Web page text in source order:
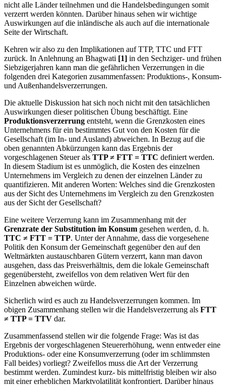
nicht alle Länder teilnehmen und die Handelsbedingungen somit
verzerrt werden könnten. Darüber hinaus sehen wir wichtige
Auswirkungen auf die inländische als auch auf die internationale
Seite der Wirtschaft.
Kehren wir also zu den Implikationen auf TTP, TTC und FTT
zurück. In Anlehnung an Bhagwati [1] in den Sechziger- und frühen
Siebzigerjahren kann man die gefährlichen Verzerrungen in die
folgenden drei Kategorien zusammenfassen: Produktions-, Konsum-
und Außenhandelsverzerrungen.
Die aktuelle Diskussion hat sich noch nicht mit den tatsächlichen
Auswirkungen dieser politischen Übung beschäftigt. Eine
Produktionsverzerrung entsteht, wenn die Grenzkosten eines
Unternehmens für ein bestimmtes Gut von den Kosten für die
Gesellschaft (im In- und Ausland) abweichen. In Bezug auf die
oben genannten Abkürzungen kann das Ergebnis der
vorgeschlagenen Steuer als TTP ≠ FTT = TTC definiert werden.
In diesem Stadium ist es unmöglich, die Kosten des einzelnen
Unternehmens im Vergleich zu denen der einzelnen Länder zu
quantifizieren. Mit anderen Worten: Welches sind die Grenzkosten
aus der Sicht des Unternehmens im Vergleich zu den Grenzkosten
aus der Sicht der Gesellschaft?
Eine weitere Verzerrung kann im Zusammenhang mit der
Grenzrate der Substitution im Konsum gesehen werden, d. h.
TTC ≠ FTT = TTP. Unter der Annahme, dass die vorgesehene
Politik den Konsum der Gemeinschaft gegenüber den auf den
Weltmärkten austauschbaren Gütern verzerrt, kann man davon
ausgehen, dass das Preisverhältnis, dem die lokale Gemeinschaft
gegenübersteht, zweifellos von dem relativen Wert für den
Einzelnen abweichen würde.
Sicherlich wird es auch zu Handelsverzerrungen kommen. Im
obigen Zusammenhang stellen wir die Handelsverzerrung als FTT
≠ TTP = TTV dar.
Zusammenfassend stellen wir die folgende Frage: Was ist das
Ergebnis der vorgeschlagenen Steuererhöhung, wenn entweder eine
Produktions- oder eine Konsumverzerrung (oder im schlimmsten
Fall beides) vorliegt? Zweifellos muss die Art der Verzerrung
bestimmt werden. Zumindest kurz- bis mittelfristig bleiben wir also
mit einer erheblichen Marktvolatilität konfrontiert. Darüber hinaus